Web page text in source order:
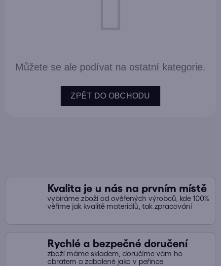
Můžete se ale podívat na ostatní kategorie.
ZPĚT DO OBCHODU
Kvalita je u nás na prvním místě
vybíráme zboží od ověřených výrobců, kde 100%
věříme jak kvalitě materiálů, tak zpracování
Rychlé a bezpečné doručení
zboží máme skladem, doručíme vám ho
obratem a zabalené jako v peřince